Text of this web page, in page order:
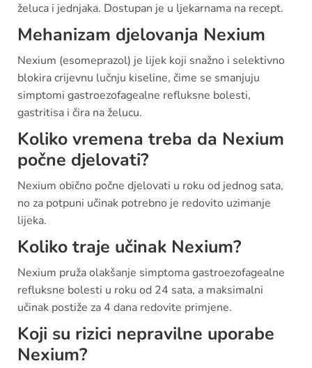
želuca i jednjaka. Dostupan je u ljekarnama na recept.
Mehanizam djelovanja Nexium
Nexium (esomeprazol) je lijek koji snažno i selektivno
blokira crijevnu lučnju kiseline, čime se smanjuju
simptomi gastroezofagealne refluksne bolesti,
gastritisa i čira na želucu.
Koliko vremena treba da Nexium
počne djelovati?
Nexium obično počne djelovati u roku od jednog sata,
no za potpuni učinak potrebno je redovito uzimanje
lijeka.
Koliko traje učinak Nexium?
Nexium pruža olakšanje simptoma gastroezofagealne
refluksne bolesti u roku od 24 sata, a maksimalni
učinak postiže za 4 dana redovite primjene.
Koji su rizici nepravilne uporabe
Nexium?